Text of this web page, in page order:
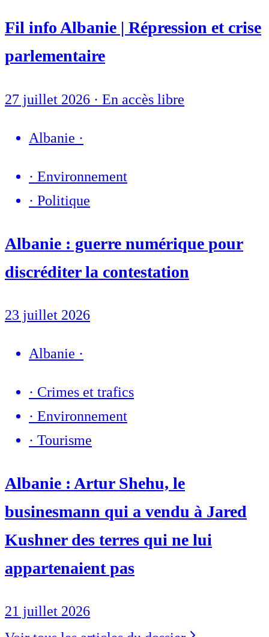
Fil info Albanie | Répression et crise
parlementaire
27 juillet 2026 · En accès libre
Albanie ·
· Environnement
· Politique
Albanie : guerre numérique pour
discréditer la contestation
23 juillet 2026
Albanie ·
· Crimes et trafics
· Environnement
· Tourisme
Albanie : Artur Shehu, le
businesmann qui a vendu à Jared
Kushner des terres qui ne lui
appartenaient pas
21 juillet 2026